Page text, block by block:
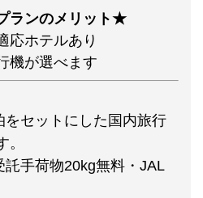
ランのメリット★
応ホテルあり
機が選べます
セットにした国内旅行
託手荷物20kg無料・JAL